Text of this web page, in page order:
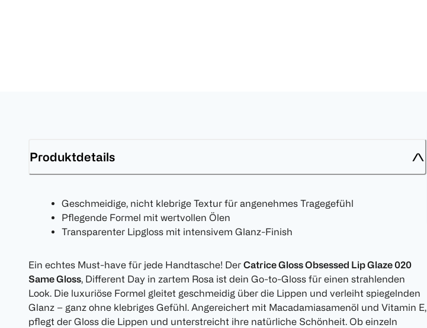
Produktdetails
Geschmeidige, nicht klebrige Textur für angenehmes Tragegefühl
Pflegende Formel mit wertvollen Ölen
Transparenter Lipgloss mit intensivem Glanz-Finish
Ein echtes Must-have für jede Handtasche! Der Catrice Gloss Obsessed Lip Glaze 020
Same Gloss, Different Day in zartem Rosa ist dein Go-to-Gloss für einen strahlenden
Look. Die luxuriöse Formel gleitet geschmeidig über die Lippen und verleiht spiegelnden
Glanz – ganz ohne klebriges Gefühl. Angereichert mit Macadamiasamenöl und Vitamin E,
pflegt der Gloss die Lippen und unterstreicht ihre natürliche Schönheit. Ob einzeln